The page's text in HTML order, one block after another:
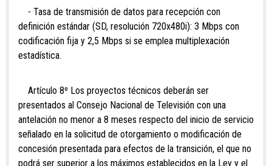
- Tasa de transmisión de datos para recepción con
definición estándar (SD, resolución 720x480i): 3 Mbps con
codificación fija y 2,5 Mbps si se emplea multiplexación
estadística.
Artículo 8º Los proyectos técnicos deberán ser
presentados al Consejo Nacional de Televisión con una
antelación no menor a 8 meses respecto del inicio de servicio
señalado en la solicitud de otorgamiento o modificación de
concesión presentada para efectos de la transición, el que no
podrá ser superior a los máximos establecidos en la Ley y el